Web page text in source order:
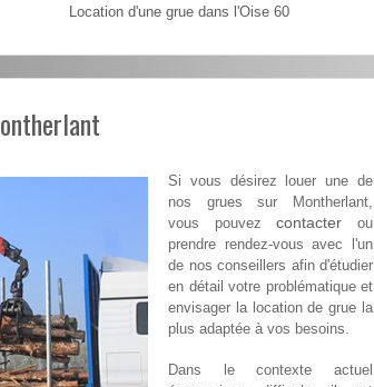
Location d'une grue dans l'Oise 60
Si vous désirez louer une de
nos grues sur Montherlant,
vous pouvezcontacter ou
prendre rendez-vous avec l'un
de nos conseillers afin d'étudier
en détail votre problématique et
envisager la location de grue la
plus adaptée à vos besoins.
Dans le contexte actuel